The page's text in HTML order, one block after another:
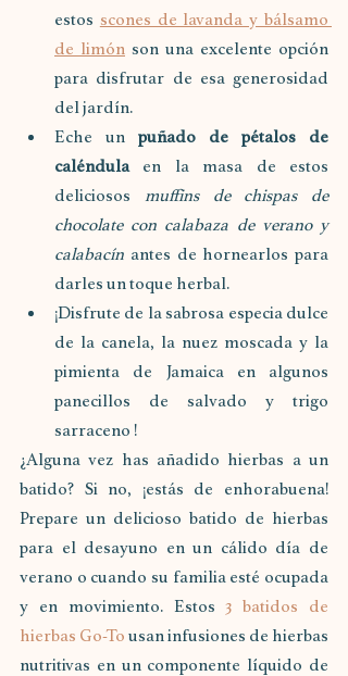
estos scones de lavanda y bálsamo
de limón son una excelente opción
para disfrutar de esa generosidad
del jardín.
Eche un puñado de pétalos de
caléndula en la masa de estos
deliciosos
muffins de chispas de
chocolate con calabaza de verano y
calabacín antes de hornearlos para
darles un toque herbal.
¡Disfrute de la sabrosa especia dulce
de la canela, la nuez moscada y la
pimienta de Jamaica en algunos
panecillos de salvado y trigo
sarraceno !
¿Alguna vez has añadido hierbas a un
batido? Si no, ¡estás de enhorabuena!
Prepare un delicioso batido de hierbas
para el desayuno en un cálido día de
verano o cuando su familia esté ocupada
y en movimiento. Estos 3 batidos de
hierbas Go-To usan infusiones de hierbas
nutritivas en un componente líquido de